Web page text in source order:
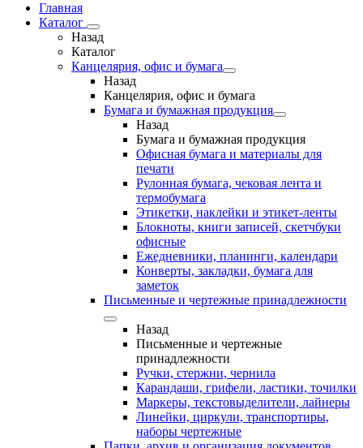
Главная
Каталог
Назад
Каталог
Канцелярия, офис и бумага
Назад
Канцелярия, офис и бумага
Бумага и бумажная продукция
Назад
Бумага и бумажная продукция
Офисная бумага и материалы для
печати
Рулонная бумага, чековая лента и
термобумага
Этикетки, наклейки и этикет-ленты
Блокноты, книги записей, скетчбуки
офисные
Ежедневники, планинги, календари
Конверты, закладки, бумага для
заметок
Письменные и чертежные принадлежности
Назад
Письменные и чертежные
принадлежности
Ручки, стержни, чернила
Карандаши, грифели, ластики, точилки
Маркеры, текстовыделители, лайнеры
Линейки, циркули, транспортиры,
наборы чертежные